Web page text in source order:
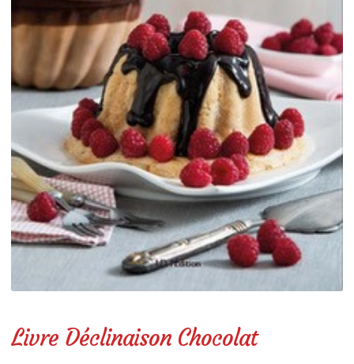
LÉGUMES GASTRONOMIQUES NATURES
LÉGUMES GASTRONOMIQUES CUISINÉS
LÉGUMES BRUTS
SPÉCIALITÉS SALÉES
SPÉCIALITÉS SUCRÉES
BOISSONS
LIBRAIRIE
AUTRES SOUVENIRS D’ALSACE
PANIERS GARNIS
Livre Déclinaison Chocolat